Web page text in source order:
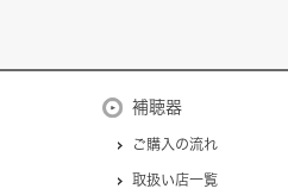
補聴器
ご購入の流れ
取扱い店一覧